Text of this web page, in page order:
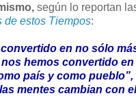
según lo reportan
de estos Tiempos:
en no sólo
hemos convertido en
país y como pueblo”,
mentes cambian con